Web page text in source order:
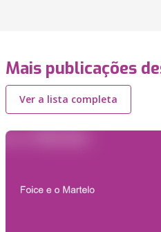
Mais publicações
Ver a lista completa